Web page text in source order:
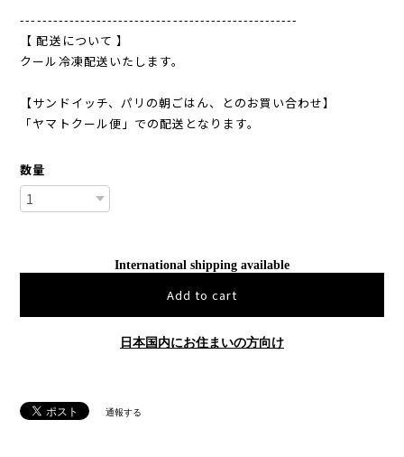
---------------------------------------------------
【 配送について 】
クール冷凍配送いたします。
【サンドイッチ、パリの朝ごはん、とのお買い合わせ】
「ヤマトクール便」での配送となります。
数量
International shipping available
Add to cart
日本国内にお住まいの方向け
通報する